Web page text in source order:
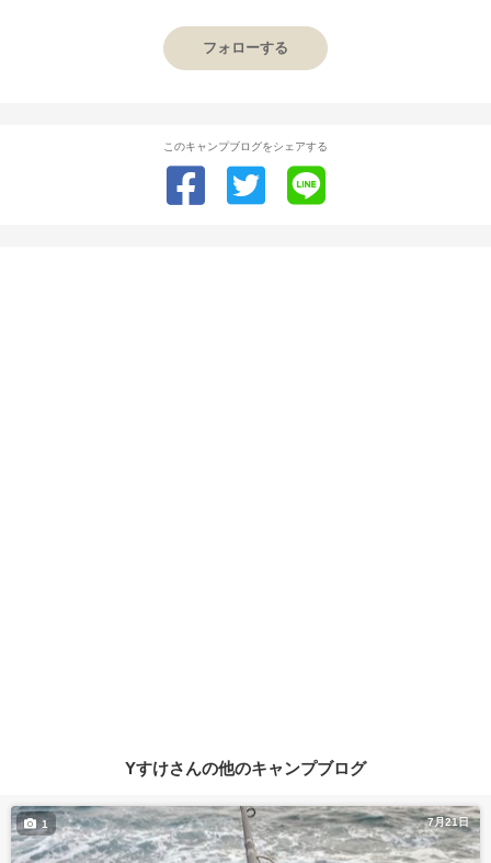
フォローする
このキャンプブログをシェアする
Yすけさんの他のキャンプブログ
7月21日
1